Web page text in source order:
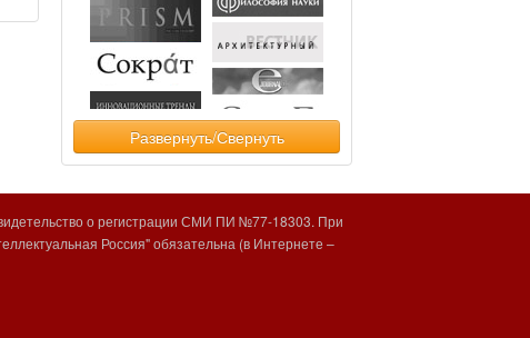
Развернуть/Свернуть
о регистрации СМИ ПИ №77-18303. При
Россия" обязательна (в Интернете –